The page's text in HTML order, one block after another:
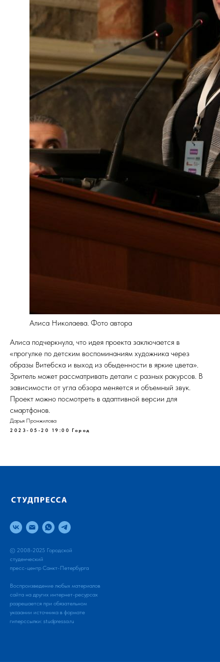
Алиса Николаева. Фото автора
Алиса подчеркнула, что идея проекта заключается в
«прогулке по детским воспоминаниям художника через
образы Витебска и выход из обыденности в яркие цвета».
Зритель может рассматривать детали с разных ракурсов. В
зависимости от угла обзора меняется и объемный звук.
Проект можно посмотреть в адаптивной версии для
смартфонов.
Дарья Пронжилова
2023-05-20 19:00 Город
© 2008-2025 Городской
студенческий
пресс-центр Санкт-Петербурга
Воспроизведение любых материалов
сайта на других интернет-ресурсах
разрешается при обязательном
указании источника в формате
гиперссылки: studpressa.ru